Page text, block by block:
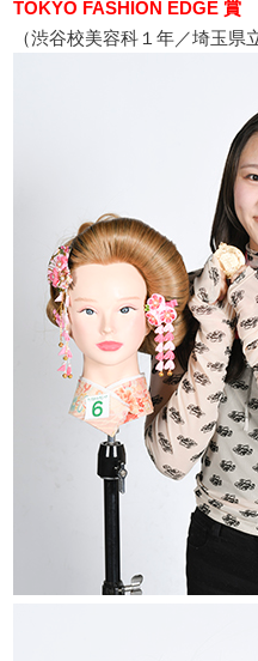
TOKYO FASHION EDGE 賞
（渋谷校美容科１年／埼玉県